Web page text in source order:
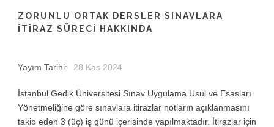
ZORUNLU ORTAK DERSLER SINAVLARA
ITIRAZ SÜRECI HAKKINDA
Yayım Tarihi: 28 Kas 2024
İstanbul Gedik Üniversitesi Sınav Uygulama Usul ve Esasları
Yönetmeliğine göre sınavlara itirazlar notların açıklanmasını
takip eden 3 (üç) iş günü içerisinde yapılmaktadır. İtirazlar için